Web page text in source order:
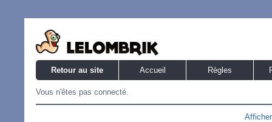
Retour au site Accueil Règles
Vous n'êtes pas connecté.